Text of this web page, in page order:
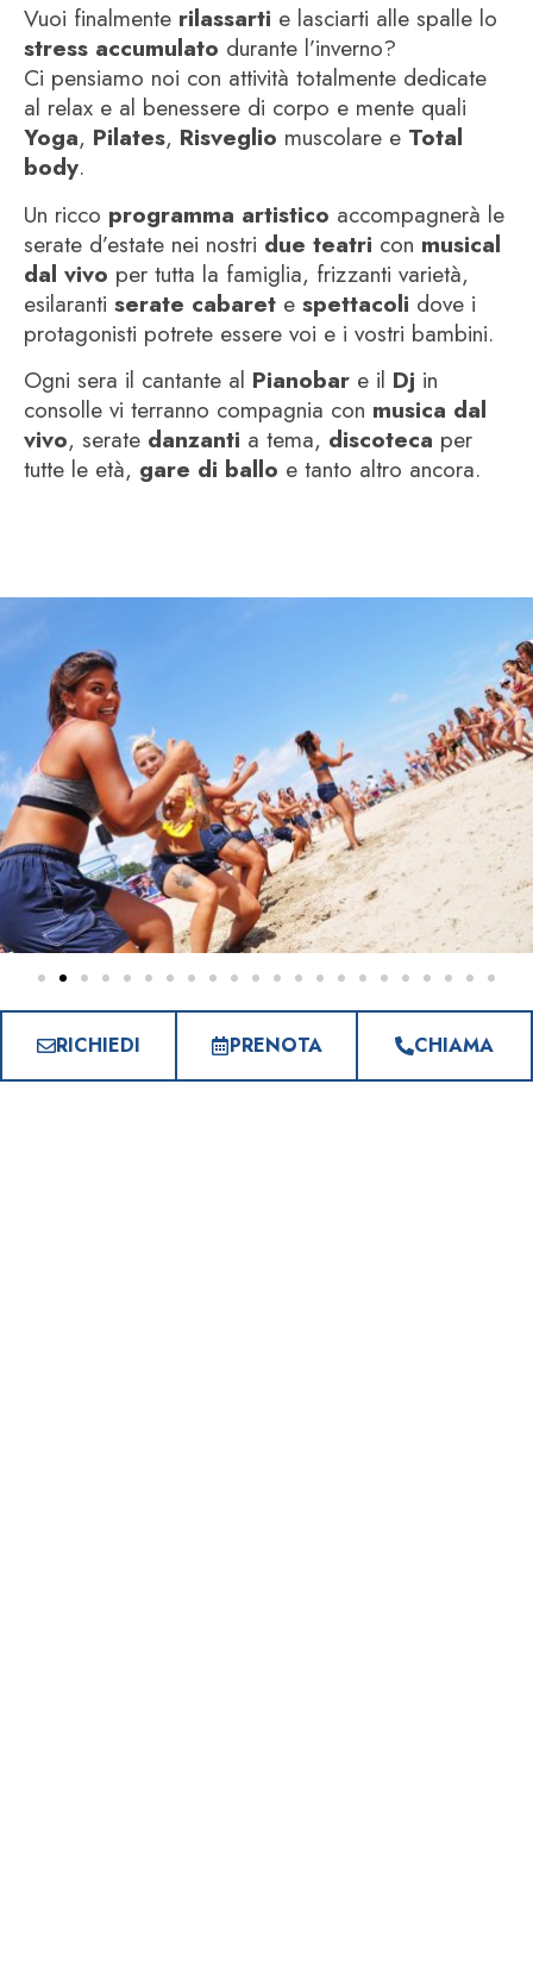
Vuoi finalmente rilassarti e lasciarti alle spalle lo
stress accumulato durante l’inverno?
Ci pensiamo noi con attività totalmente dedicate
al relax e al benessere di corpo e mente quali
Yoga, Pilates, Risveglio muscolare e Total
body.
Un ricco programma artistico accompagnerà le
serate d’estate nei nostri due teatri con musical
dal vivo per tutta la famiglia, frizzanti varietà,
esilaranti serate cabaret e spettacoli dove i
protagonisti potrete essere voi e i vostri bambini.
Ogni sera il cantante al Pianobar e il Dj in
consolle vi terranno compagnia con musica dal
vivo, serate danzanti a tema, discoteca per
tutte le età, gare di ballo e tanto altro ancora.
RICHIEDI PRENOTA CHIAMA